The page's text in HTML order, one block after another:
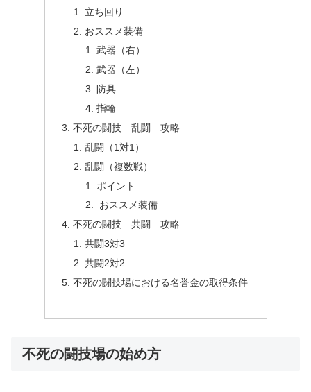
立ち回り
おススメ装備
武器（右）
武器（左）
防具
指輪
不死の闘技 乱闘 攻略
乱闘（1対1）
乱闘（複数戦）
ポイント
おススメ装備
不死の闘技 共闘 攻略
共闘3対3
共闘2対2
不死の闘技場における名誉金の取得条件
不死の闘技場の始め方